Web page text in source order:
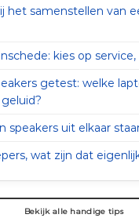
het samenstellen van
kies op
getest: welke
speakers uit elkaar
wat zijn dat
Bekijk alle handige tips